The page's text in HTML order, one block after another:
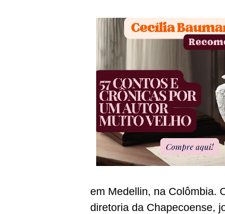
em Medellin, na Colômbia.
diretoria da Chapecoense,